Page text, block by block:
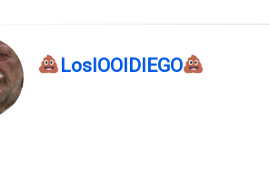
LosIOOIDIEGO